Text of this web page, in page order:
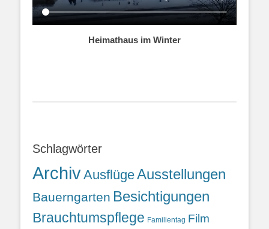
Heimathaus im Winter
Schlagwörter
ArchivAusflügeAusstellungen
Bauerngarten Besichtigungen
Brauchtumspflege Familientag Film